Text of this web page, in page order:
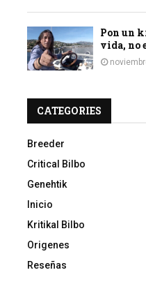
Pon un
vida, no
CATEGORIES
Breeder
Critical Bilbo
Genehtik
Inicio
Kritikal Bilbo
Origenes
Reseñas